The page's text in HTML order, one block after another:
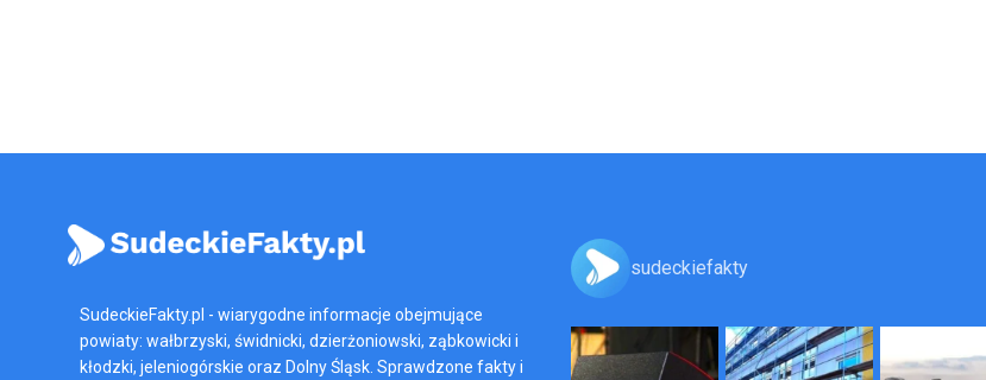
SudeckieFakty.pl - wiarygodne informacje obejmujące
powiaty: wałbrzyski, świdnicki, dzierżoniowski, ząbkowicki i
kłodzki, jeleniogórskie oraz Dolny Śląsk. Sprawdzone fakty i
sudeckiefakty